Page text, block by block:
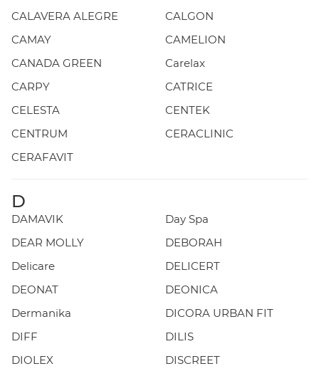
CALAVERA ALEGRE
CALGON
CAMAY
CAMELION
CANADA GREEN
Carelax
CARPY
CATRICE
CELESTA
CENTEK
CENTRUM
CERACLINIC
CERAFAVIT
D
DAMAVIK
Day Spa
DEAR MOLLY
DEBORAH
Delicare
DELICERT
DEONAT
DEONICA
Dermanika
DICORA URBAN FIT
DIFF
DILIS
DIOLEX
DISCREET